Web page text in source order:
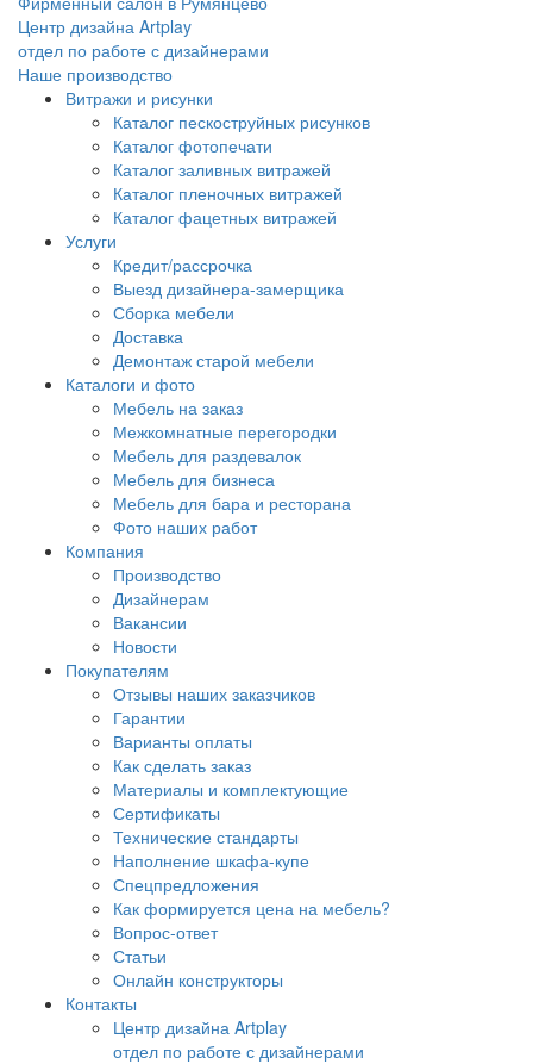
Центр дизайна Artplay
отдел по работе с дизайнерами
Наше производство
Витражи и рисунки
Каталог пескоструйных рисунков
Каталог фотопечати
Каталог заливных витражей
Каталог пленочных витражей
Каталог фацетных витражей
Услуги
Кредит/рассрочка
Выезд дизайнера-замерщика
Сборка мебели
Доставка
Демонтаж старой мебели
Каталоги и фото
Мебель на заказ
Межкомнатные перегородки
Мебель для раздевалок
Мебель для бизнеса
Мебель для бара и ресторана
Фото наших работ
Компания
Производство
Дизайнерам
Вакансии
Новости
Покупателям
Отзывы наших заказчиков
Гарантии
Варианты оплаты
Как сделать заказ
Материалы и комплектующие
Сертификаты
Технические стандарты
Наполнение шкафа-купе
Спецпредложения
Как формируется цена на мебель?
Вопрос-ответ
Статьи
Онлайн конструкторы
Контакты
Центр дизайна Artplay
отдел по работе с дизайнерами